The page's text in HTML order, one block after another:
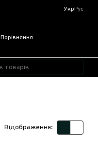
УкрРус
Порівняння
Відображення: